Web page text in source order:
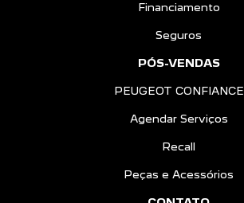
Financiamento
Seguros
PÓS-VENDAS
PEUGEOT CONFIANCE
Agendar Serviços
Recall
Peças e Acessórios